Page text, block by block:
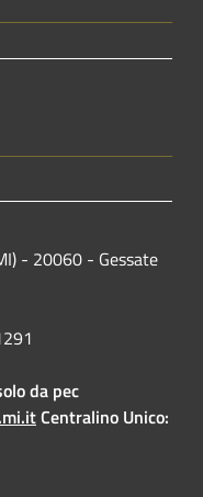
- 20060 - Gessate
da pec
Centralino Unico: